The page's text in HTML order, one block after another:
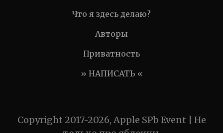
Что я здесь делаю?
Авторы
Приватность
» НАПИСАТЬ «
Copyright 2017-2026, Apple SPb Event | Не